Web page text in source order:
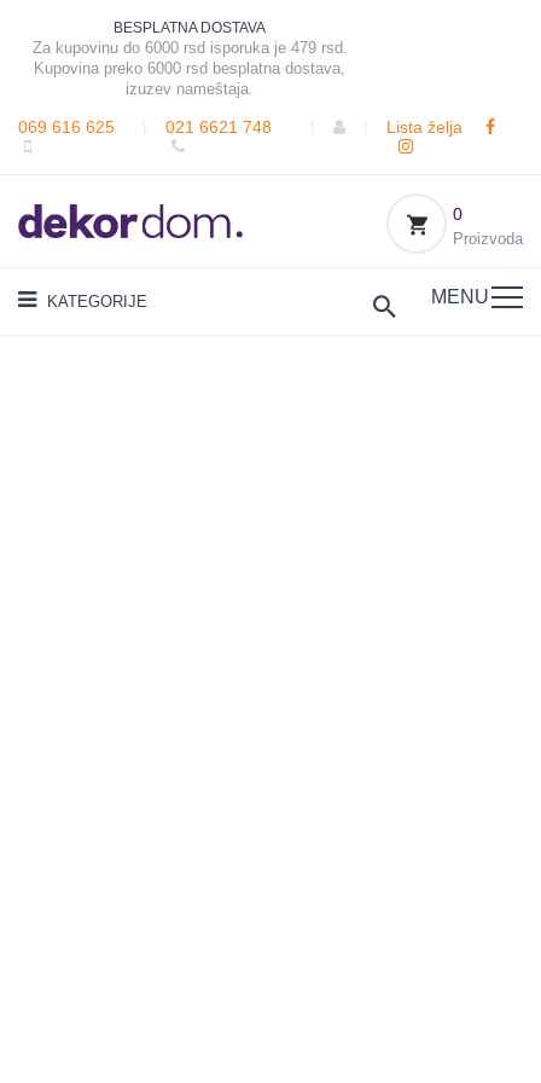
BESPLATNA DOSTAVA
Za kupovinu do 6000 rsd isporuka je 479 rsd.
Kupovina preko 6000 rsd besplatna dostava,
izuzev nameštaja.
069 616 625 021 6621 748 Lista želja
0
Proizvoda
KATEGORIJE MENU